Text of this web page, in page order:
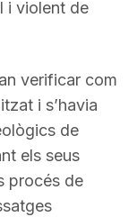
i violent de
verificar com
i s’havia
de
els seus
procés de